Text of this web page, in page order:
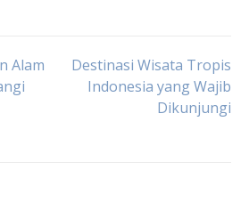
Alam
Destinasi Wisata Tropis
Indonesia yang Wajib
Dikunjungi